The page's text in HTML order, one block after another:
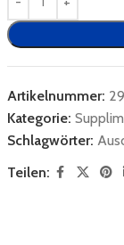
Artikelnummer:
Kategorie:
Schlagwörter:
Teilen: